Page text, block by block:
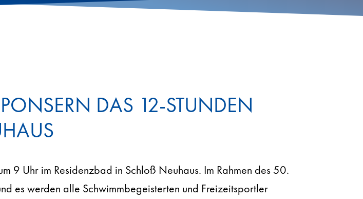
DAS 12-STUNDEN
9 Uhr im Residenzbad in Schloß Neuhaus. Im Rahmen des 50.
es werden alle Schwimmbegeisterten und Freizeitsportler